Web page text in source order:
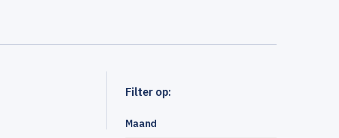
Filter op:
Maand